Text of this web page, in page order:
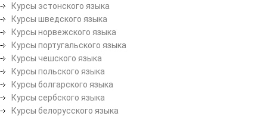
Курсы эстонского языка
Курсы шведского языка
Курсы норвежского языка
Курсы португальского языка
Курсы чешского языка
Курсы польского языка
Курсы болгарского языка
Курсы сербского языка
Курсы белорусского языка